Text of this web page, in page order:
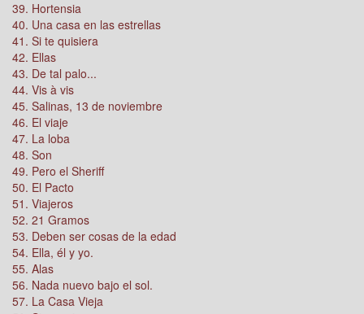
39. Hortensia
40. Una casa en las estrellas
41. Si te quisiera
42. Ellas
43. De tal palo...
44. Vis à vis
45. Salinas, 13 de noviembre
46. El viaje
47. La loba
48. Son
49. Pero el Sheriff
50. El Pacto
51. Viajeros
52. 21 Gramos
53. Deben ser cosas de la edad
54. Ella, él y yo.
55. Alas
56. Nada nuevo bajo el sol.
57. La Casa Vieja